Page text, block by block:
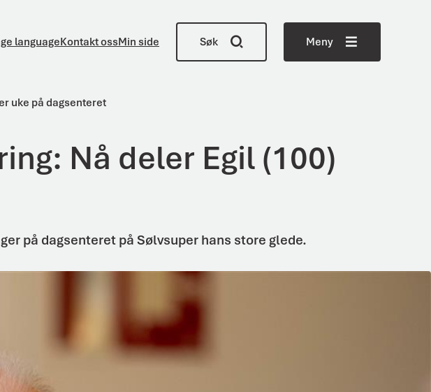
languageKontakt ossMin side Søk Meny
uke på dagsenteret
Nå deler Egil (100)
på dagsenteret på Sølvsuper hans store glede.